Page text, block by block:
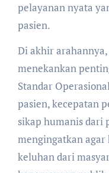
pelayanan nyata
pasien.
​Di akhir arahannya,
menekankan
Standar
pasien, kecepatan
sikap humanis dari
mengingatkan agar
keluhan dari